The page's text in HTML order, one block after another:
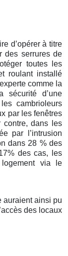
d’opérer à titre
des serrures de
toutes les
roulant installé
comme la
sécurité d’une
cambrioleurs
par les fenêtres
dans les
par l’intrusion
dans 28 % des
des cas, les
via le
auraient ainsi pu
des locaux